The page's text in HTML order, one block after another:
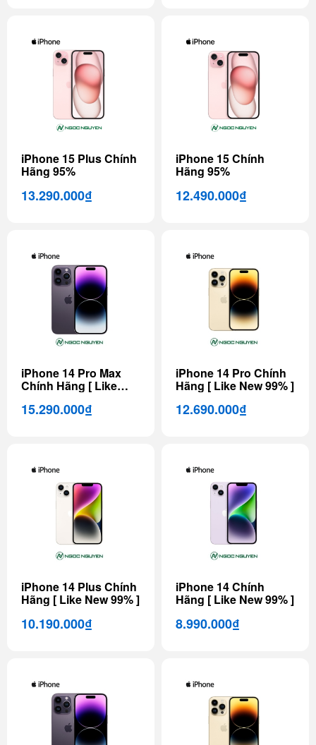
iPhone 15 Plus Chính
Hãng 95%
13.290.000₫
iPhone 15 Chính
Hãng 95%
12.490.000₫
iPhone 14 Pro Max
Chính Hãng [ Like
15.290.000₫
iPhone 14 Pro Chính
Hãng [ Like New 99% ]
12.690.000₫
iPhone 14 Plus Chính
Hãng [ Like New 99% ]
10.190.000₫
iPhone 14 Chính
Hãng [ Like New 99% ]
8.990.000₫